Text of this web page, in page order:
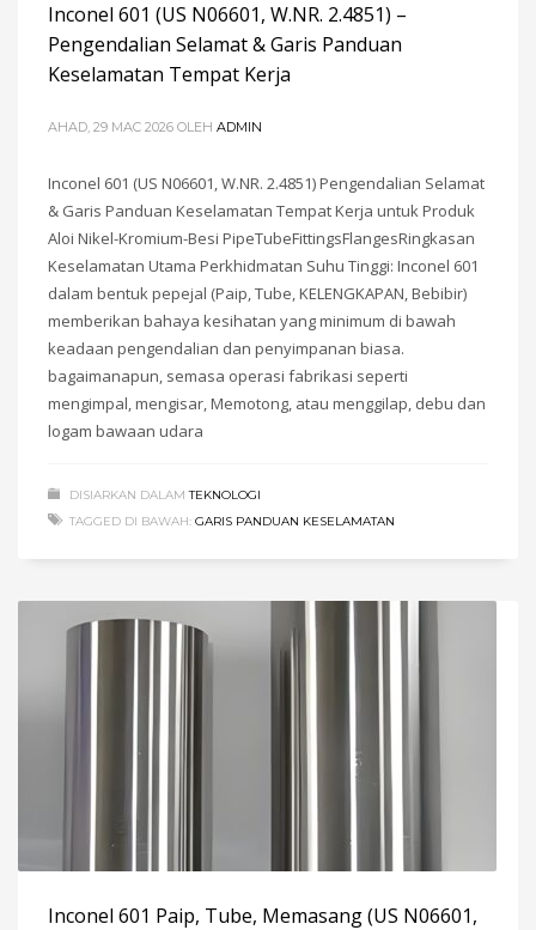
Inconel 601 (US N06601, W.NR. 2.4851) –
Pengendalian Selamat & Garis Panduan
Keselamatan Tempat Kerja
AHAD, 29 MAC 2026 OLEH ADMIN
Inconel 601 (US N06601, W.NR. 2.4851) Pengendalian Selamat
& Garis Panduan Keselamatan Tempat Kerja untuk Produk
Aloi Nikel-Kromium-Besi PipeTubeFittingsFlangesRingkasan
Keselamatan Utama Perkhidmatan Suhu Tinggi: Inconel 601
dalam bentuk pepejal (Paip, Tube, KELENGKAPAN, Bebibir)
memberikan bahaya kesihatan yang minimum di bawah
keadaan pengendalian dan penyimpanan biasa.
bagaimanapun, semasa operasi fabrikasi seperti
mengimpal, mengisar, Memotong, atau menggilap, debu dan
logam bawaan udara
DISIARKAN DALAM TEKNOLOGI
TAGGED DI BAWAH: GARIS PANDUAN KESELAMATAN
Inconel 601 Paip, Tube, Memasang (US N06601,